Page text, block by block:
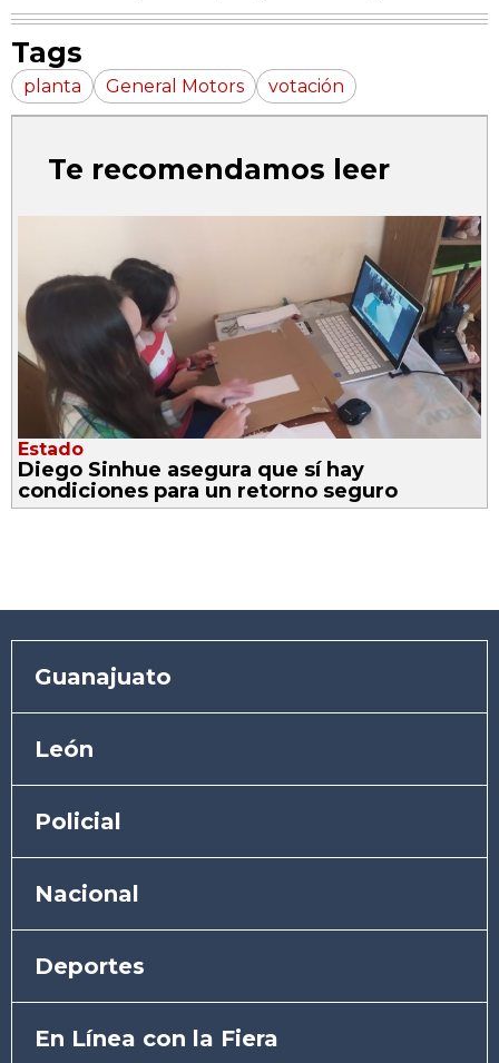
Tags
planta General Motors votación
Te recomendamos leer
Estado
Diego Sinhue asegura que sí hay
condiciones para un retorno seguro
Guanajuato
León
Policial
Nacional
Deportes
En Línea con la Fiera